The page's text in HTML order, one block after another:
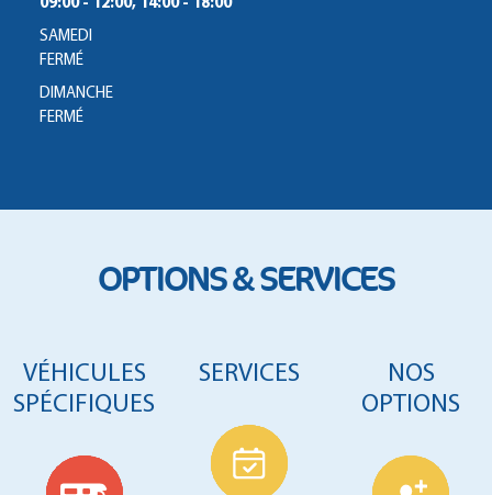
09:00 - 12:00, 14:00 - 18:00
SAMEDI
FERMÉ
DIMANCHE
FERMÉ
OPTIONS & SERVICES
VÉHICULES
SPÉCIFIQUES
SERVICES
NOS
OPTIONS